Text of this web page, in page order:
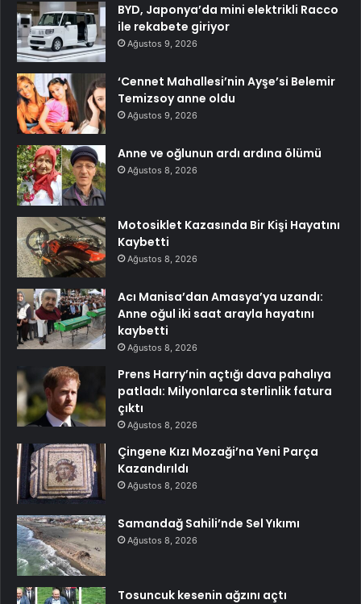
BYD, Japonya’da mini elektrikli Racco
ile rekabete giriyor
Ağustos 9, 2026
‘Cennet Mahallesi’nin Ayşe’si Belemir
Temizsoy anne oldu
Ağustos 9, 2026
Anne ve oğlunun ardı ardına ölümü
Ağustos 8, 2026
Motosiklet Kazasında Bir Kişi Hayatını
Kaybetti
Ağustos 8, 2026
Acı Manisa’dan Amasya’ya uzandı:
Anne oğul iki saat arayla hayatını
kaybetti
Ağustos 8, 2026
Prens Harry’nin açtığı dava pahalıya
patladı: Milyonlarca sterlinlik fatura
çıktı
Ağustos 8, 2026
Çingene Kızı Mozaği’na Yeni Parça
Kazandırıldı
Ağustos 8, 2026
Samandağ Sahili’nde Sel Yıkımı
Ağustos 8, 2026
Tosuncuk kesenin ağzını açtı